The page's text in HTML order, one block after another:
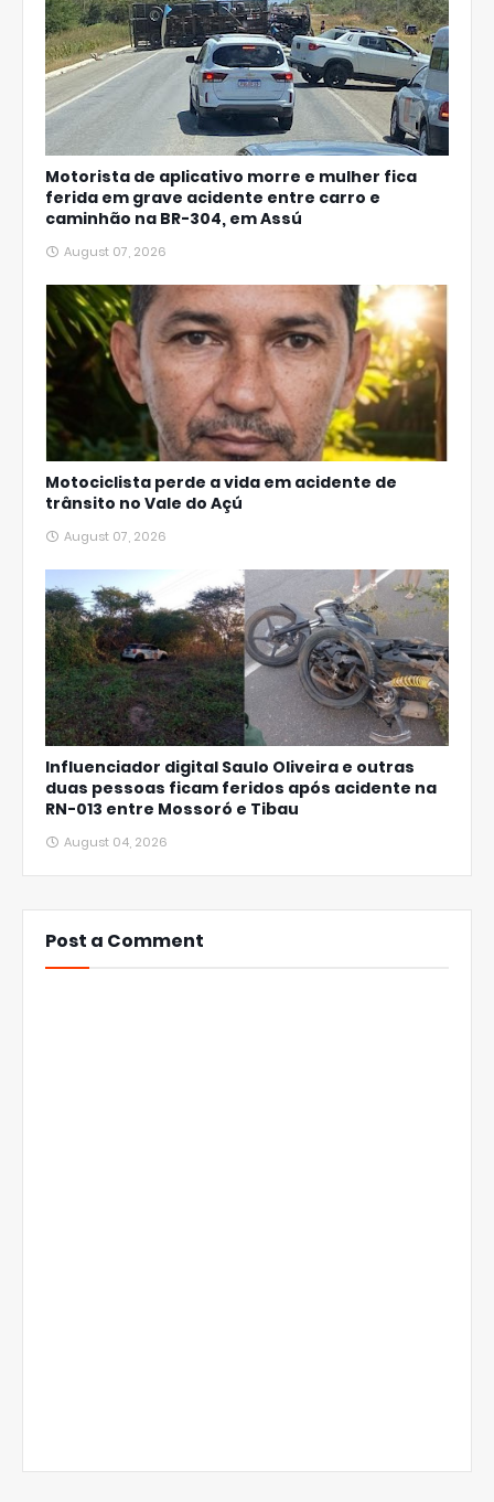
Motorista de aplicativo morre e mulher fica
ferida em grave acidente entre carro e
caminhão na BR-304, em Assú
August 07, 2026
Motociclista perde a vida em acidente de
trânsito no Vale do Açú
August 07, 2026
Influenciador digital Saulo Oliveira e outras
duas pessoas ficam feridos após acidente na
RN-013 entre Mossoró e Tibau
August 04, 2026
Post a Comment